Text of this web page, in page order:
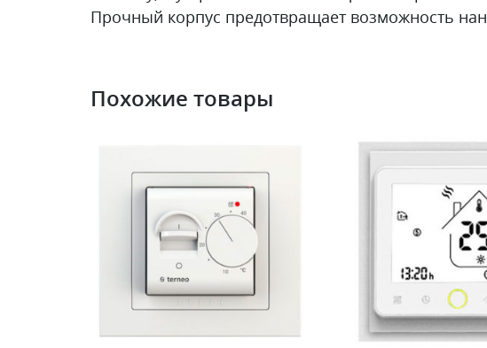
Прочный корпус предотвращает возможность
Похожие товары